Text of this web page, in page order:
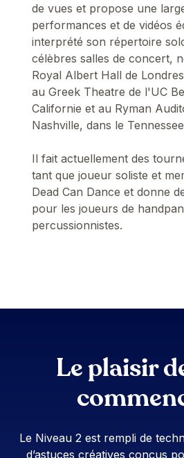
de vues et propose une
performances et de vidéos
interprété son répertoire
célèbres salles de concert,
Royal Albert Hall de
au Greek Theatre de l'UC
Californie et au Ryman
Nashville, dans le
Il fait actuellement des
tant que joueur soliste et
Dead Can Dance et donne
pour les joueurs de
percussionnistes.
Le plaisir
Le Niveau 2 est rempli de
d’astuces créatives conçus